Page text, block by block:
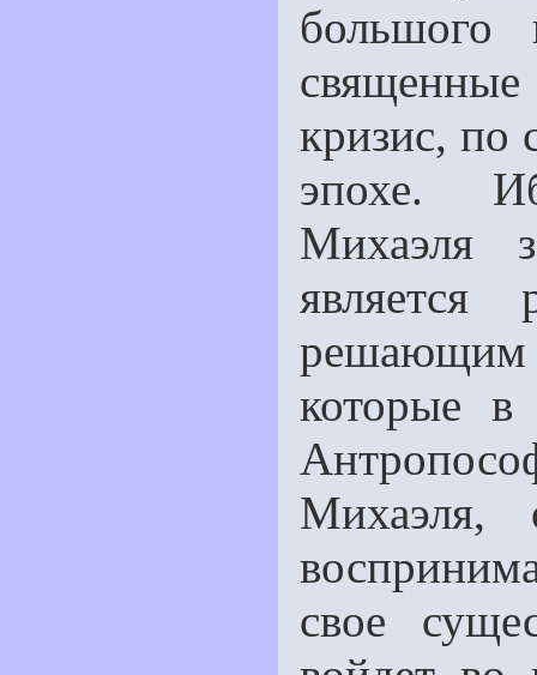
большого
кризис, по
эпохе.
Михаэля
решающим
которые в
Ми­хаэля,
свое